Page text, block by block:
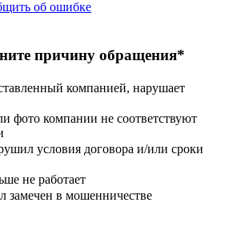
об ошибке
причину обращения*
компанией, нарушает
фото компании не соответствуют
условия договора и/или сроки
не работает
замечен в мошенничестве